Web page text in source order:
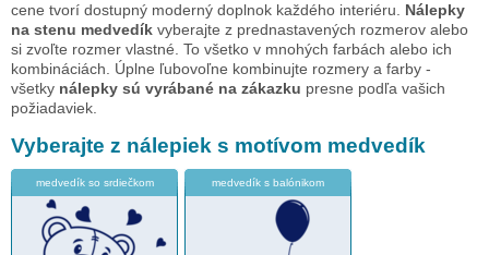
cene tvorí dostupný moderný doplnok každého interiéru. Nálepky
na stenu medvedík vyberajte z prednastavených rozmerov alebo
si zvoľte rozmer vlastné. To všetko v mnohých farbách alebo ich
kombináciách. Úplne ľubovoľne kombinujte rozmery a farby -
všetky nálepky sú vyrábané na zákazku presne podľa vašich
požiadaviek.
Vyberajte z nálepiek s motívom medvedík
medvedík so srdiečkom medvedík s balónikom